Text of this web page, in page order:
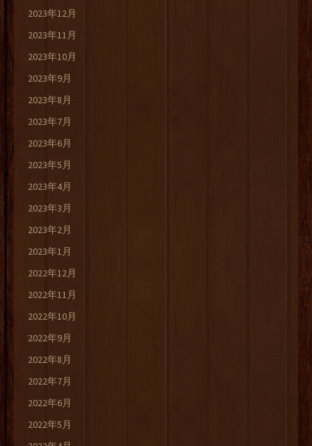
2023年12月
2023年11月
2023年10月
2023年9月
2023年8月
2023年7月
2023年6月
2023年5月
2023年4月
2023年3月
2023年2月
2023年1月
2022年12月
2022年11月
2022年10月
2022年9月
2022年8月
2022年7月
2022年6月
2022年5月